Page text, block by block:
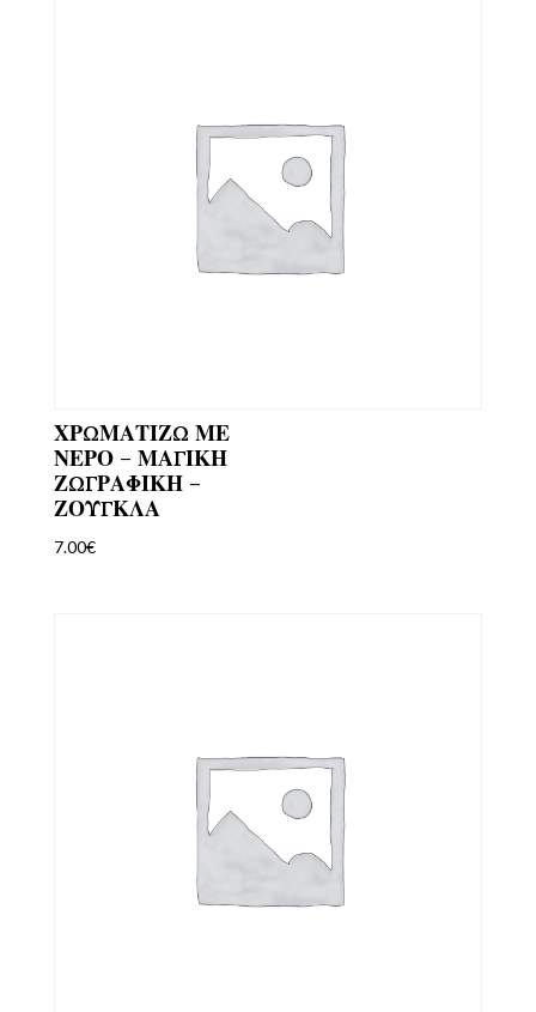
ΧΡΩΜΑΤΙΖΩ ΜΕ
ΝΕΡΟ – ΜΑΓΙΚΗ
ΖΩΓΡΑΦΙΚΗ –
ΖΟΥΓΚΛΑ
7.00€